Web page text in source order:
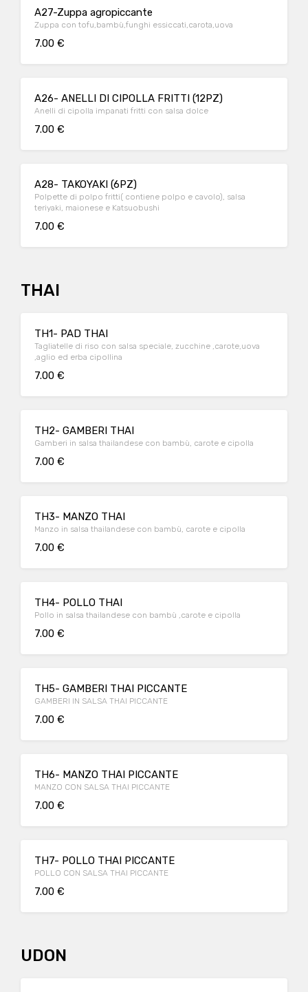
A27-Zuppa agropiccante
Zuppa con tofu,bambù,funghi essiccati,carota,uova
7.00 €
A26- ANELLI DI CIPOLLA FRITTI (12PZ)
Anelli di cipolla impanati fritti con salsa dolce
7.00 €
A28- TAKOYAKI (6PZ)
Polpette di polpo fritti( contiene polpo e cavolo), salsa
teriyaki, maionese e Katsuobushi
7.00 €
THAI
TH1- PAD THAI
Tagliatelle di riso con salsa speciale, zucchine ,carote,uova
,aglio ed erba cipollina
7.00 €
TH2- GAMBERI THAI
Gamberi in salsa thailandese con bambù, carote e cipolla
7.00 €
TH3- MANZO THAI
Manzo in salsa thailandese con bambù, carote e cipolla
7.00 €
TH4- POLLO THAI
Pollo in salsa thailandese con bambù ,carote e cipolla
7.00 €
TH5- GAMBERI THAI PICCANTE
GAMBERI IN SALSA THAI PICCANTE
7.00 €
TH6- MANZO THAI PICCANTE
MANZO CON SALSA THAI PICCANTE
7.00 €
TH7- POLLO THAI PICCANTE
POLLO CON SALSA THAI PICCANTE
7.00 €
UDON